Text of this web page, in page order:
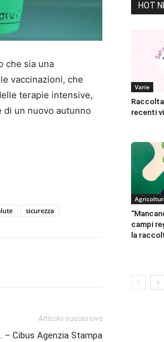
che sia una
vaccinazioni, che
terapie intensive,
un nuovo autunno
sicurezza
Articolo successivo
– Cibus Agenzia Stampa
HOT
Varie
recenti
campi
la